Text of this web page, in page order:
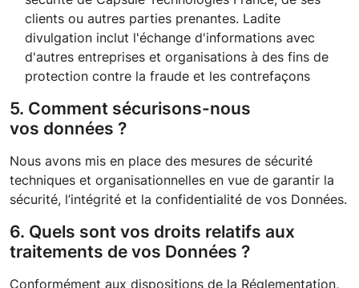
clients ou autres parties prenantes. Ladite
divulgation inclut l'échange d'informations avec
d'autres entreprises et organisations à des fins de
protection contre la fraude et les contrefaçons
5. Comment sécurisons-nous
vos données ?
Nous avons mis en place des mesures de sécurité
techniques et organisationnelles en vue de garantir la
sécurité, l’intégrité et la confidentialité de vos Données.
6. Quels sont vos droits relatifs aux
traitements de vos Données ?
Conformément aux dispositions de la Réglementation,